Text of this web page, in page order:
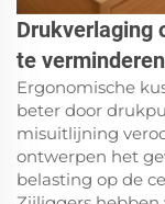
Drukverlaging
te verminderen
Ergonomische
beter door
misuitlijning
ontwerpen het
belasting op de